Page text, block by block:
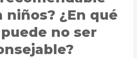
niños? ¿En qué
no ser